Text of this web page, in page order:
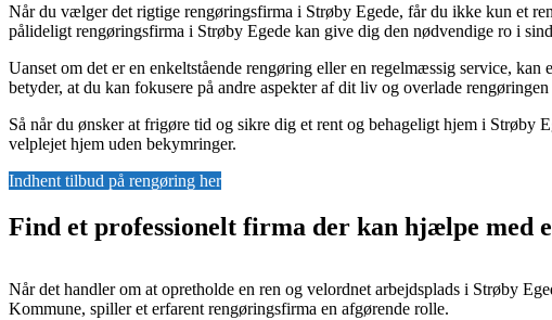
Når du vælger det rigtige rengøringsfirma i Strøby Egede, får du ikke kun et
pålideligt rengøringsfirma i Strøby Egede kan give dig den nødvendige ro i
Uanset om det er en enkeltstående rengøring eller en regelmæssig service,
betyder, at du kan fokusere på andre aspekter af dit liv og overlade
Så når du ønsker at frigøre tid og sikre dig et rent og behageligt hjem i Strøby
velplejet hjem uden bekymringer.
Indhent tilbud på rengøring her
Find et professionelt firma der kan hjælpe med
Når det handler om at opretholde en ren og velordnet arbejdsplads i Strøby
Kommune, spiller et erfarent rengøringsfirma en afgørende rolle.